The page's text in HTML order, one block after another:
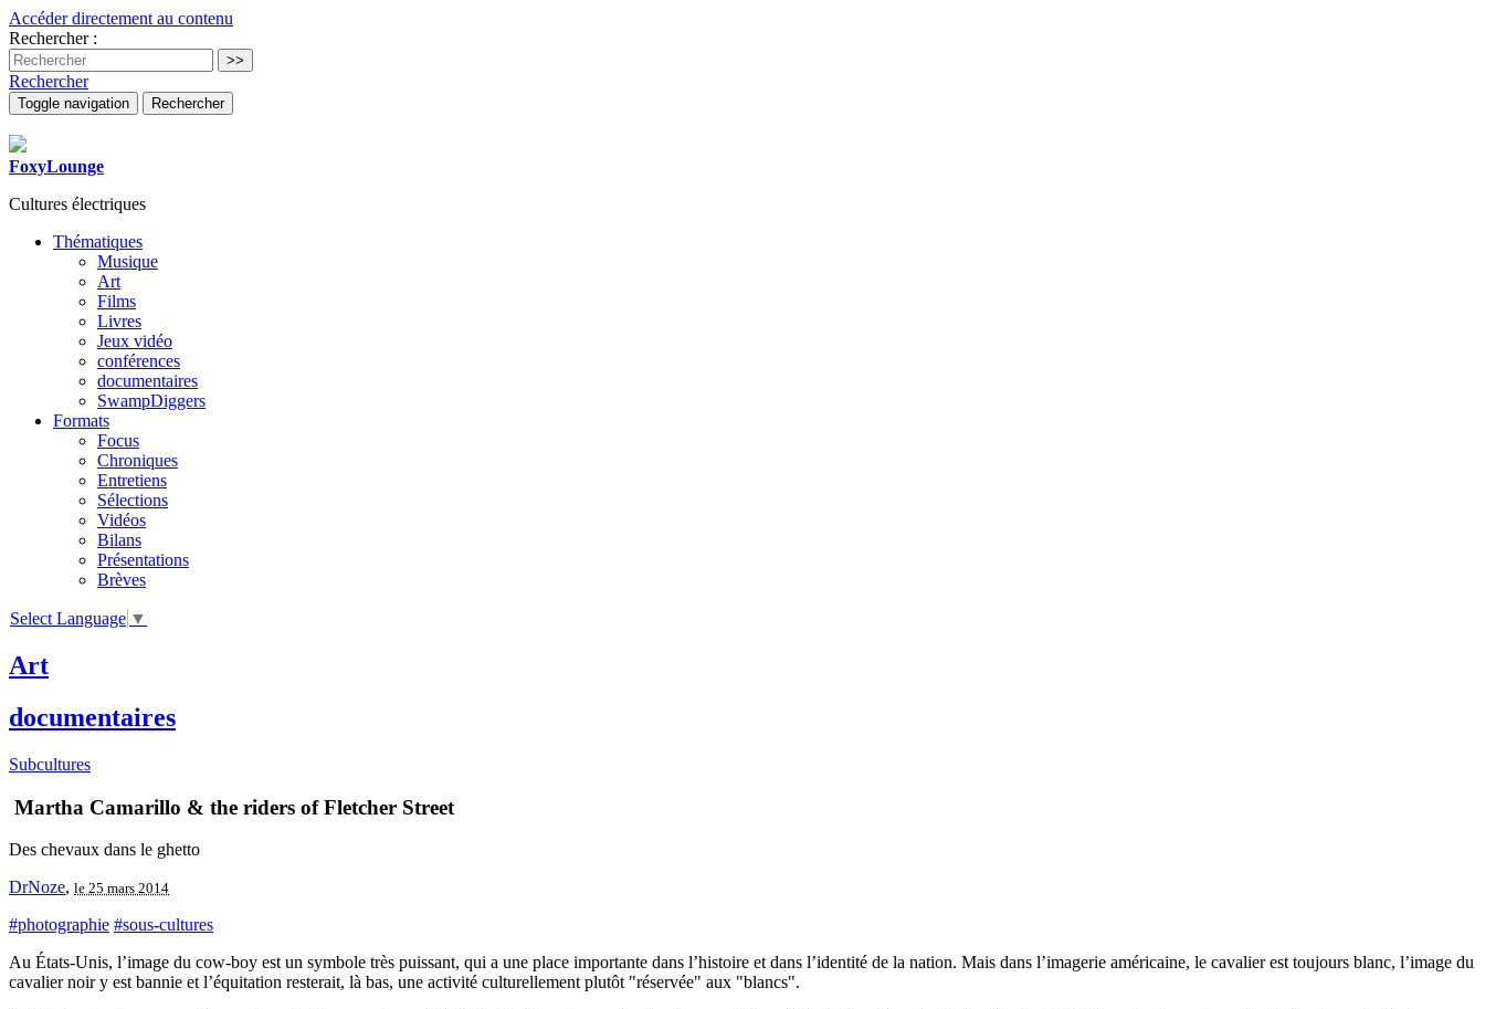
Accéder directement au contenu
Rechercher :
Rechercher
Toggle navigation Rechercher
FoxyLounge
Cultures électriques
Thématiques
Musique
Art
Films
Livres
Jeux vidéo
conférences
documentaires
SwampDiggers
Formats
Focus
Chroniques
Entretiens
Sélections
Vidéos
Bilans
Présentations
Brèves
Select Language ▼
Art
documentaires
Subcultures
Martha Camarillo & the riders of Fletcher Street
Des chevaux dans le ghetto
DrNoze, le 25 mars 2014
#photographie #sous-cultures
Au États-Unis, l’image du cow-boy est un symbole très puissant, qui a une place importante dans l’histoire et dans l’identité de la nation. Mais dans l’imagerie américaine, le cavalier est toujours blanc, l’image du
cavalier noir y est bannie et l’équitation resterait, là bas, une activité culturellement plutôt "réservée" aux "blancs".